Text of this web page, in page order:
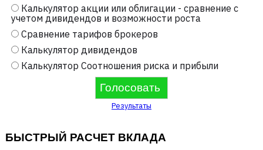
Калькулятор акции или облигации - сравнение с
учетом дивидендов и возможности роста
Сравнение тарифов брокеров
Калькулятор дивидендов
Калькулятор Соотношения риска и прибыли
Результаты
БЫСТРЫЙ РАСЧЕТ ВКЛАДА